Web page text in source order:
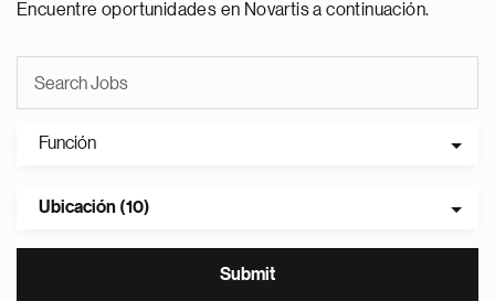
Encuentre oportunidades en Novartis a continuación.
Función
Ubicación (10)